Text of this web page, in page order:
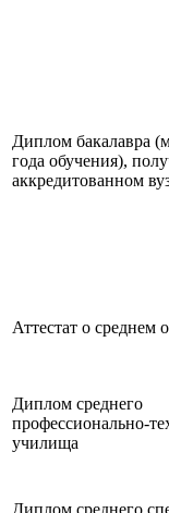
Диплом бакалавра
года обучения),
аккредитованном
Аттестат о среднем
Диплом среднего
профессионально-
училища